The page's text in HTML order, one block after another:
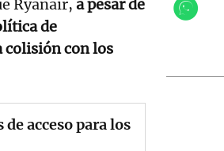
Ryanair, a pesar de
de
colisión con los
acceso para los